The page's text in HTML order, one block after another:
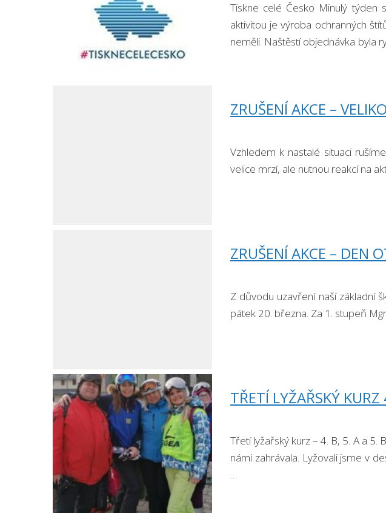
Tiskne celé Česko Minulý týden
aktivitou je výroba ochranných
neměli. Naštěstí objednávka byla
ZRUŠENÍ AKCE –
Vzhledem k nastalé situaci
velice mrzí, ale nutnou reakcí na
ZRUŠENÍ AKCE – DEN
Z důvodu uzavření naší základní
pátek 20. března. Za 1. stupeň
TŘETÍ LYŽAŘSKÝ
Třetí lyžařský kurz – 4. B, 5. A a
námi zahrávala. Lyžovali jsme v
…